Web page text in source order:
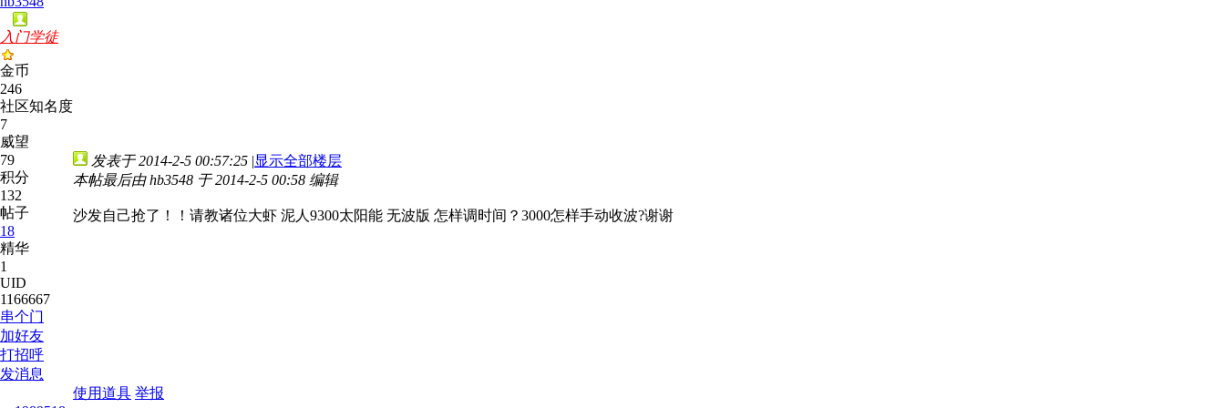
入门学徒
金币
246
社区知名度
7
威望
79
积分
132
帖子
18
精华
1
UID
1166667
串个门
加好友
打招呼
发消息
发表于 2014-2-5 00:57:25 |显示全部楼层
本帖最后由 hb3548 于 2014-2-5 00:58 编辑
沙发自己抢了！！请教诸位大虾 泥人9300太阳能 无波版 怎样调时间？3000怎样手动收波?谢谢
使用道具 举报